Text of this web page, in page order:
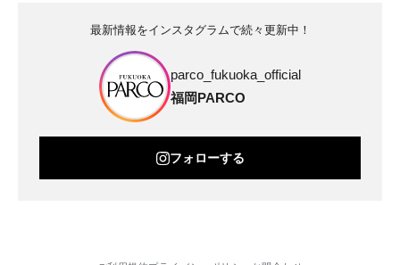
最新情報をインスタグラムで続々更新中！
parco_fukuoka_official
福岡PARCO
フォローする